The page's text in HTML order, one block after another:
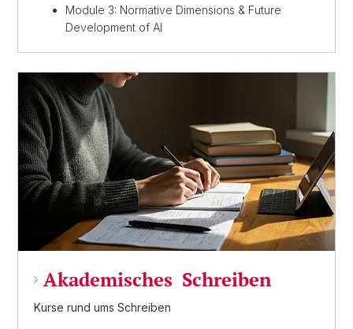
Module 3: Normative Dimensions & Future
Development of AI
Akademisches Schreiben
Kurse rund ums Schreiben